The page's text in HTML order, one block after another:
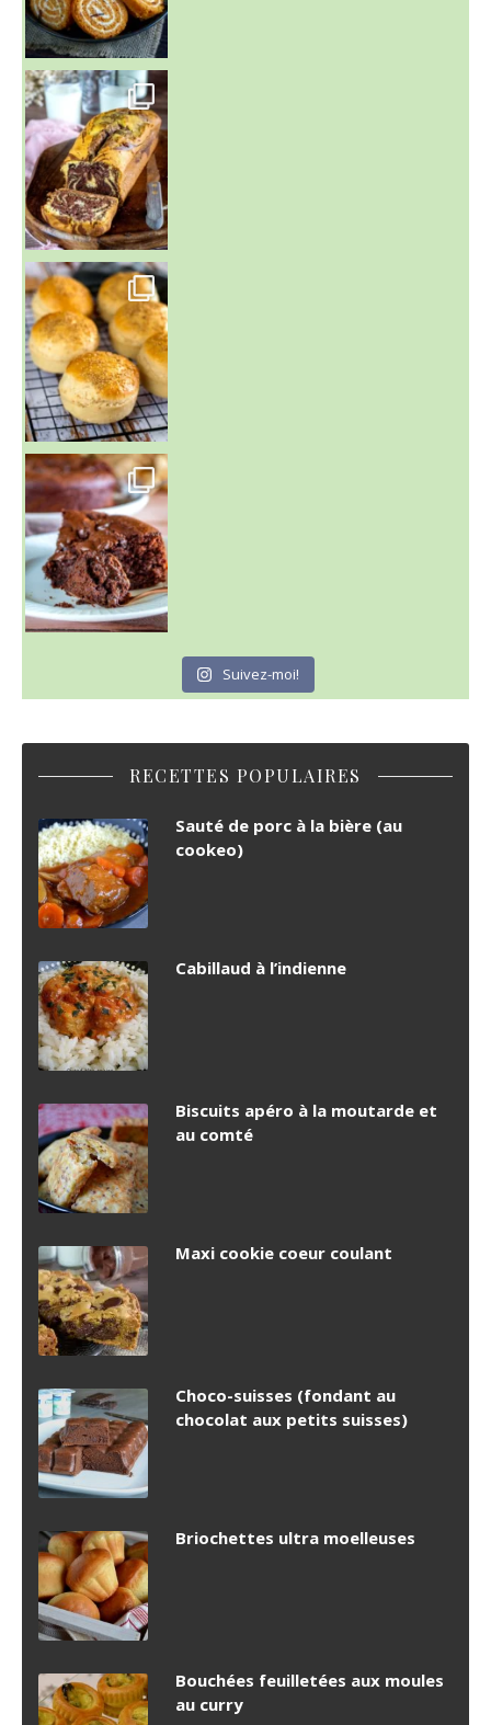
~ BUNS MAISON ~
Un peu de boulange par ici au
~ GÂTEAU FONDANT CHOCO NOISETTE ~
C'est lundi
Suivez-moi!
RECETTES POPULAIRES
Sauté de porc à la bière (au
cookeo)
Cabillaud à l’indienne
Biscuits apéro à la moutarde et
au comté
Maxi cookie coeur coulant
Choco-suisses (fondant au
chocolat aux petits suisses)
Briochettes ultra moelleuses
Bouchées feuilletées aux moules
au curry